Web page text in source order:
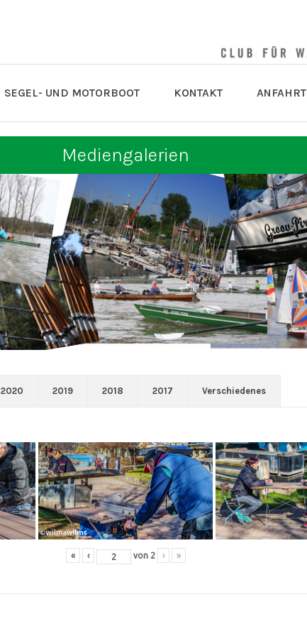
SEGEL- UND MOTORBOOT KONTAKT ANFAHRT
Mediengalerien
2020 2019 2018 2017 Verschiedenes
« ‹ von 2 › »